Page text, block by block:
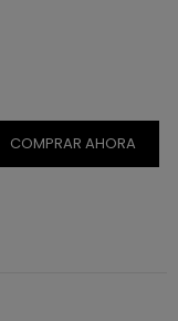
COMPRAR AHORA